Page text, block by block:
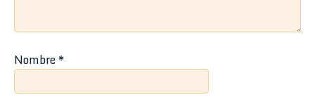
Nombre*